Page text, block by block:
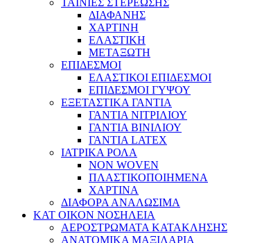
ΤΑΙΝΙΕΣ ΣΤΕΡΕΩΣΗΣ
ΔΙΑΦΑΝΗΣ
ΧΑΡΤΙΝΗ
ΕΛΑΣΤΙΚΗ
ΜΕΤΑΞΩΤΗ
ΕΠΙΔΕΣΜΟΙ
ΕΛΑΣΤΙΚΟΙ ΕΠΙΔΕΣΜΟΙ
ΕΠΙΔΕΣΜΟΙ ΓΥΨΟΥ
ΕΞΕΤΑΣΤΙΚΑ ΓΑΝΤΙΑ
ΓΑΝΤΙΑ ΝΙΤΡΙΛΙΟΥ
ΓΑΝΤΙΑ ΒΙΝΙΛΙΟΥ
ΓΑΝΤΙΑ LATEX
ΙΑΤΡΙΚΑ ΡΟΛΑ
NON WOVEN
ΠΛΑΣΤΙΚΟΠΟΙΗΜΕΝΑ
ΧΑΡΤΙΝΑ
ΔΙΑΦΟΡΑ ΑΝΑΛΩΣΙΜΑ
ΚΑΤ ΟΙΚΟΝ ΝΟΣΗΛΕΙΑ
ΑΕΡΟΣΤΡΩΜΑΤΑ ΚΑΤΑΚΛΗΣΗΣ
ΑΝΑΤΟΜΙΚΑ ΜΑΞΙΛΑΡΙΑ